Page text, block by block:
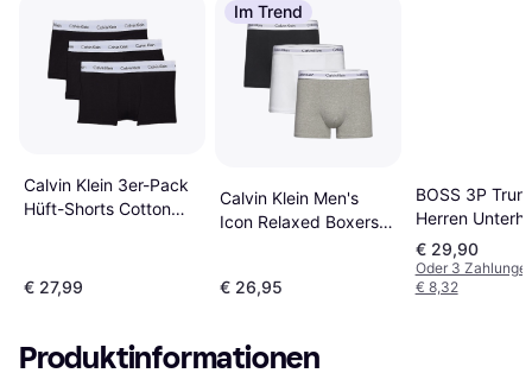
Calvin Klein 3er-Pack
Hüft-Shorts Cotton
€ 27,99
Im Trend
Calvin Klein Men's
Icon Relaxed Boxers
€ 26,95
BOSS 3P
Herren
Schwarz -
€ 29,90
Oder 3
€ 8,32
Produktinformationen